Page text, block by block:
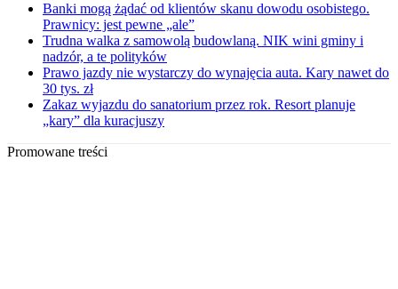
Banki mogą żądać od klientów skanu dowodu osobistego.
Prawnicy: jest pewne „ale”
Trudna walka z samowolą budowlaną. NIK wini gminy i
nadzór, a te polityków
Prawo jazdy nie wystarczy do wynajęcia auta. Kary nawet do
30 tys. zł
Zakaz wyjazdu do sanatorium przez rok. Resort planuje
„kary” dla kuracjuszy
Promowane treści